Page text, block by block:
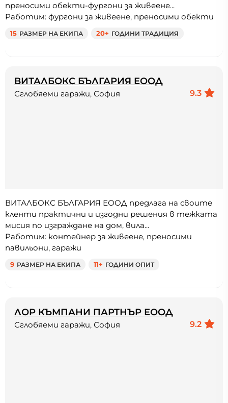
преносими обекти-фургони за живеене...
Работим: фургони за живеене, преносими обекти
15 РАЗМЕР НА ЕКИПА 20+ ГОДИНИ ТРАДИЦИЯ
ВИТАЛБОКС БЪЛГАРИЯ ЕООД
9.3
Сглобяеми гаражи, София
ВИТАЛБОКС БЪЛГАРИЯ ЕООД предлага на своите
кленти практични и изгодни решения в тежката
мисия по изграждане на дом, вила...
Работим: контейнер за живеене, преносими
павильони, гаражи
9 РАЗМЕР НА ЕКИПА 11+ ГОДИНИ ОПИТ
ЛОР КЪМПАНИ ПАРТНЪР ЕООД
9.2
Сглобяеми гаражи, София